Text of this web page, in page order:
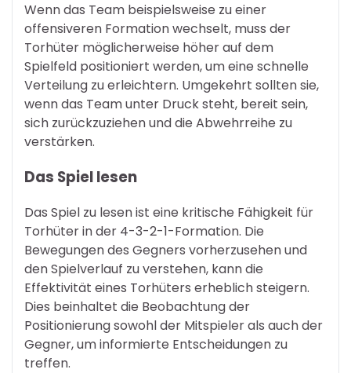
Wenn das Team beispielsweise zu einer
offensiveren Formation wechselt, muss der
Torhüter möglicherweise höher auf dem
Spielfeld positioniert werden, um eine schnelle
Verteilung zu erleichtern. Umgekehrt sollten sie,
wenn das Team unter Druck steht, bereit sein,
sich zurückzuziehen und die Abwehrreihe zu
verstärken.
Das Spiel lesen
Das Spiel zu lesen ist eine kritische Fähigkeit für
Torhüter in der 4-3-2-1-Formation. Die
Bewegungen des Gegners vorherzusehen und
den Spielverlauf zu verstehen, kann die
Effektivität eines Torhüters erheblich steigern.
Dies beinhaltet die Beobachtung der
Positionierung sowohl der Mitspieler als auch der
Gegner, um informierte Entscheidungen zu
treffen.